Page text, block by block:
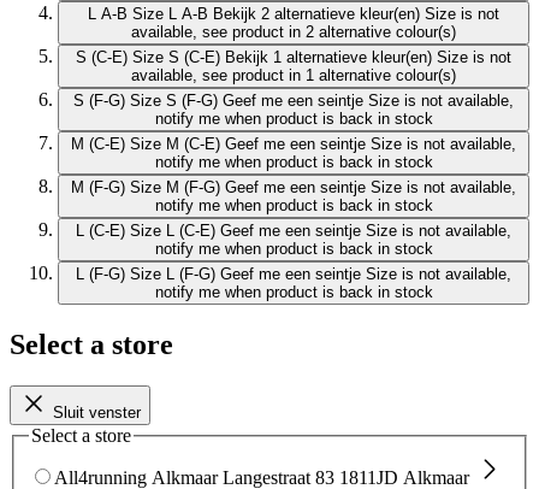
L A-B Size L A-B Bekijk 2 alternatieve kleur(en) Size is not
available, see product in 2 alternative colour(s)
S (C-E) Size S (C-E) Bekijk 1 alternatieve kleur(en) Size is not
available, see product in 1 alternative colour(s)
S (F-G) Size S (F-G) Geef me een seintje Size is not available,
notify me when product is back in stock
M (C-E) Size M (C-E) Geef me een seintje Size is not available,
notify me when product is back in stock
M (F-G) Size M (F-G) Geef me een seintje Size is not available,
notify me when product is back in stock
L (C-E) Size L (C-E) Geef me een seintje Size is not available,
notify me when product is back in stock
L (F-G) Size L (F-G) Geef me een seintje Size is not available,
notify me when product is back in stock
Select a store
Sluit venster
Select a store
All4running Alkmaar Langestraat 83 1811JD Alkmaar